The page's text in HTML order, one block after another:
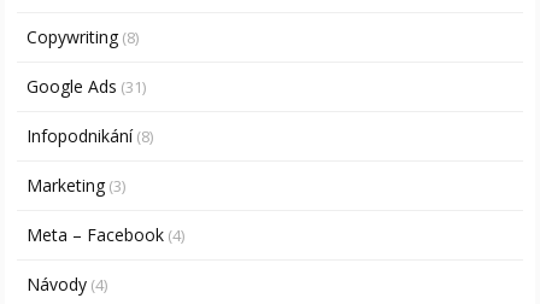
Copywriting (8)
Google Ads (31)
Infopodnikání(8)
Marketing (3)
Meta – Facebook (4)
Návody (4)